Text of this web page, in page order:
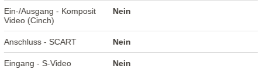
Ein-/Ausgang - Komposit
Video (Cinch)
Nein
Anschluss - SCART Nein
Eingang - S-Video Nein